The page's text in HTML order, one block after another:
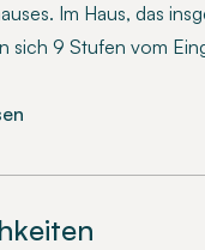
Im Haus, das
sich 9 Stufen vom